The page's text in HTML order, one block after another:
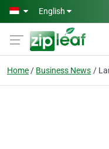
Skip to main content
English
Home Business News